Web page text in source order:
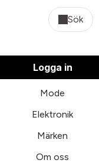
Sök
Logga in
Mode
Elektronik
Märken
Om oss